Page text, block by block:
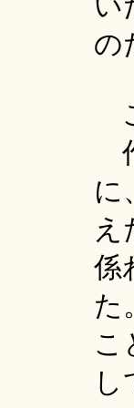
い
の
に
え
係
た
こ